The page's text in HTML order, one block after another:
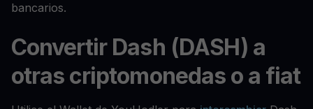
bancarios.
Convertir Dash (DASH) a
otras criptomonedas o a fiat